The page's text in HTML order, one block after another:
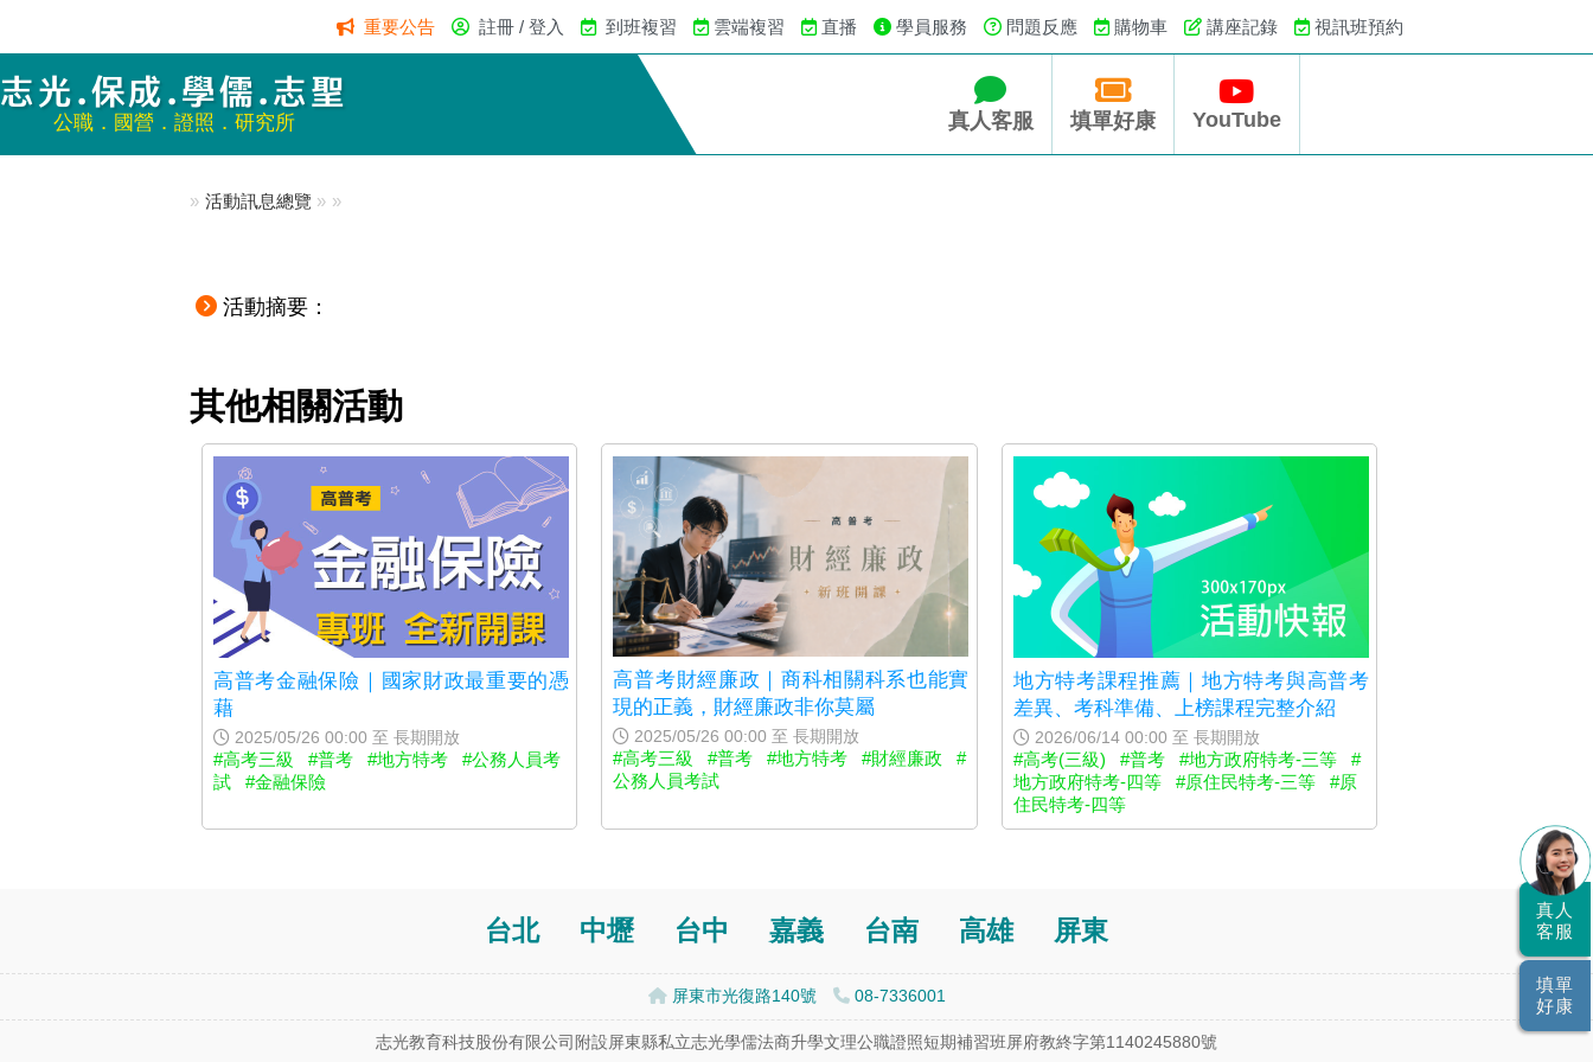
重要公告 註冊 / 登入 到班複習 雲端複習 直播 學員服務 問題反應 購物車 講座記錄 視訊班預約
志光.保成.學儒.志聖
公職．國營．證照．研究所 真人客服 填單好康 YouTube
真人
客服
填單
好康
» 活動訊息總覽 » »
活動摘要：
其他相關活動
高普考金融保險｜國家財政最重要的憑
藉
2025/05/26 00:00 至 長期開放
#高考三級 #普考 #地方特考
#公務人員考
試
#金融保險
高普考財經廉政｜商科相關科系也能實
現的正義，財經廉政非你莫屬
2025/05/26 00:00 至 長期開放
#高考三級 #普考 #地方特考 #財經廉政
#
公務人員考試
地方特考課程推薦｜地方特考與高普考
差異、考科準備、上榜課程完整介紹
2026/06/14 00:00 至 長期開放
#高考(三級) #普考 #地方政府特考-三等
#
地方政府特考-四等
#原住民特考-三等
#原
住民特考-四等
台北 中壢 台中 嘉義 台南 高雄 屏東
屏東市光復路140號 08-7336001
志光教育科技股份有限公司附設屏東縣私立志光學儒法商升學文理公職證照短期補習班屏府教終字第1140245880號